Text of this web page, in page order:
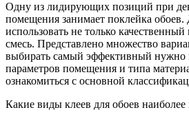
Одну из лидирующих позиций при
помещения занимает поклейка
использовать не только
смесь. Представлено множество
выбирать самый эффективный нужно
параметров помещения и типа
ознакомиться с основной
Какие виды клеев для обоев